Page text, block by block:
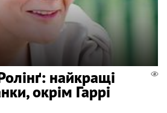
найкращі
окрім Гаррі